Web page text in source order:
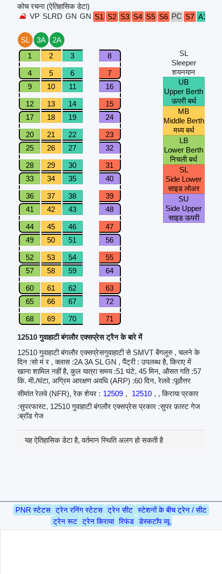
कोच रचना (ऐतिहासिक डेटा)
VP SLRD GN GN S1 S2 S3 S4 S5 S6 PC S7 A1
SL 3A
2A
1
2 3 8
4 5 6
7
9
10 11 16
12 13 14
15
17
18 19 24
20 21 22
23
25
26 27 32
28 29 30
31
33
34 35 40
36 37 38
39
41
42 43 48
44 45 46
47
49
50 51 56
52 53 54
55
57
58 59 64
60 61 62
63
65
66 67 72
68 69 70 71
SL
Sleeper
शयनयान
UB
Upper Berth
ऊपरी बर्थ
MB
Middle Berth
मध्य बर्थ
LB
Lower Berth
निचली बर्थ
SL
Side Lower
साइड लोअर
SU
Side Upper
साइड ऊपरी
12510 गुवाहाटी बंगलौर एक्सप्रेस ट्रैन के बारे में
12510 गुवाहाटी बंगलौर एक्सप्रेसगुवाहाटी से SMVT बेंगलुरु , चलने के
दिन :सो मं र , क्लास :2A 3A SL GN , पैंट्री : उपलब्ध है, किराए में
खाना शामिल नहीं है, कुल यात्रा समय :51 घंटे, 45 मिन, औसत गति :57
कि. मी./घंटा, अग्रिम आरक्षण अवधि (ARP) :60 दिन, रेलवे :पूर्वोत्तर
सीमांत रेलवे (NFR), रेक शेयर : 12509 , 12510 , , किराया प्रकार
:सुपरफास्ट, 12510 गुवाहाटी बंगलौर एक्सप्रेस प्रकार :सुपर फ़ास्ट गेज
:ब्रॉड गेज
यह ऐतिहासिक डेटा है, वर्तमान स्थिति अलग हो सकती है
PNR स्टेटस ट्रेन रनिंग स्टेटस ट्रेन सीट स्टेशनों के बीच ट्रेन / सीट
ट्रेन रूट ट्रेन किराया रिफंड डेस्कटॉप व्यू